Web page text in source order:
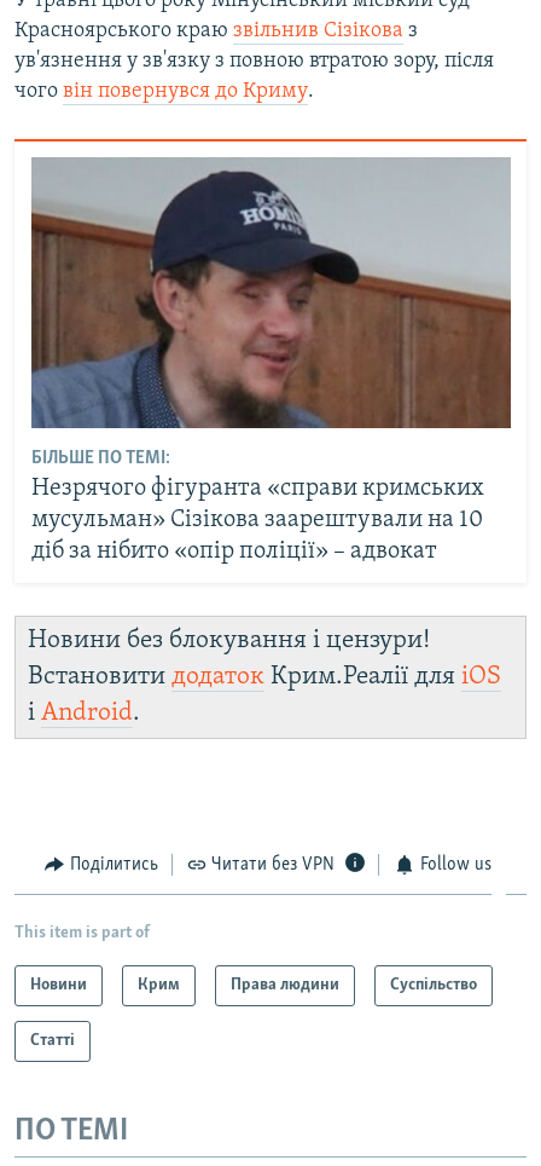
Красноярського краю звільнив Сізікова з
ув'язнення у зв'язку з повною втратою зору, після
чого він повернувся до Криму.
БІЛЬШЕ ПО ТЕМІ:
Незрячого фігуранта «справи кримських
мусульман» Сізікова заарештували на 10
діб за нібито «опір поліції» – адвокат
Новини без блокування і цензури!
Встановити додаток Крим.Реалії для iOS
і Android.
Поділитись Читати без VPN Follow us
This item is part of
Новини Крим Права людини Суспільство
Статті
ПО ТЕМІ